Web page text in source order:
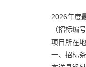
2026年度
（招标编
项目所在
一、招标